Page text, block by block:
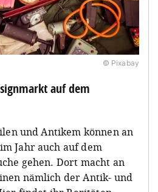
© Pixabay
auf dem
und Antikem können an
Jahr auch auf dem
gehen. Dort macht an
nämlich der Antik- und